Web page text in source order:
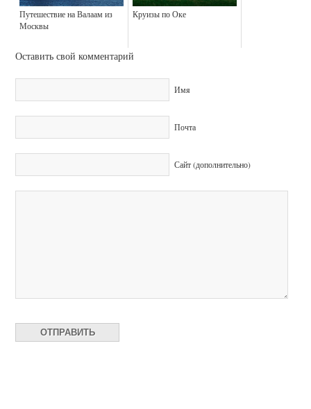
Путешествие на Валаам из
Москвы
Круизы по Оке
Оставить свой комментарий
Имя
Почта
Сайт (дополнительно)